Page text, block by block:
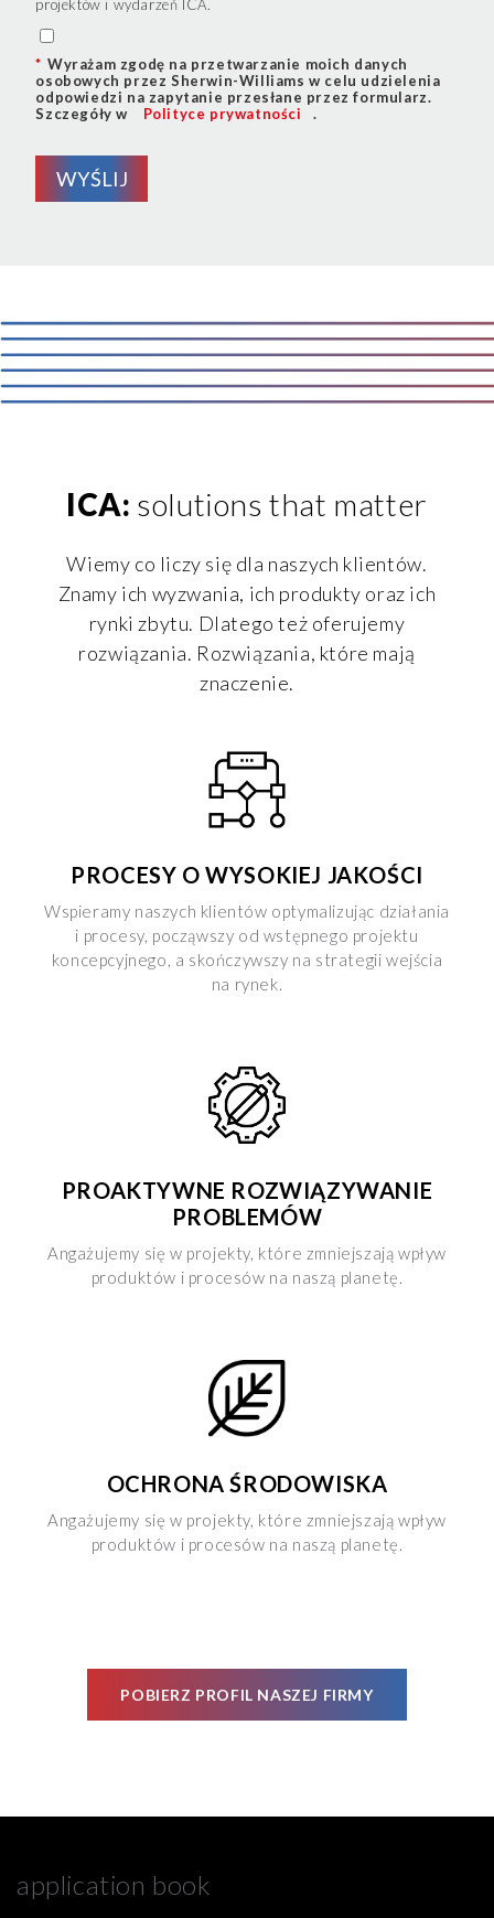
projektów i wydarzeń ICA.
* Wyrażam zgodę na przetwarzanie moich danych
osobowych przez Sherwin-Williams w celu udzielenia
odpowiedzi na zapytanie przesłane przez formularz.
Szczegóły w
Polityce prywatności .
WYŚLIJ
ICA: solutions that matter
Wiemy co liczy się dla naszych klientów.
Znamy ich wyzwania, ich produkty oraz ich
rynki zbytu. Dlatego też oferujemy
rozwiązania. Rozwiązania, które mają
znaczenie.
PROCESY O WYSOKIEJ JAKOŚCI
Wspieramy naszych klientów optymalizując działania
i procesy, począwszy od wstępnego projektu
koncepcyjnego, a skończywszy na strategii wejścia
na rynek.
PROAKTYWNE ROZWIĄZYWANIE
PROBLEMÓW
Angażujemy się w projekty, które zmniejszają wpływ
produktów i procesów na naszą planetę.
OCHRONA ŚRODOWISKA
Angażujemy się w projekty, które zmniejszają wpływ
produktów i procesów na naszą planetę.
POBIERZ PROFIL NASZEJ FIRMY
application book